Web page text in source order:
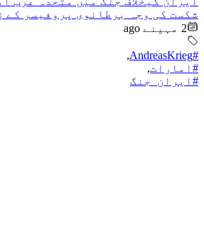
شکست کی وجہ برطانوی پروفیسر کے
2 مہینے ago
#AndreasKrieg
,
#امارات,
#ایران_جنگ